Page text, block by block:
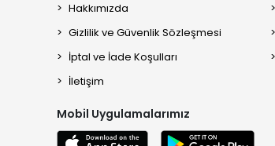
Hakkımızda
Gizlilik ve Güvenlik Sözleşmesi
İptal ve İade Koşulları
İletişim
Mobil Uygulamalarımız